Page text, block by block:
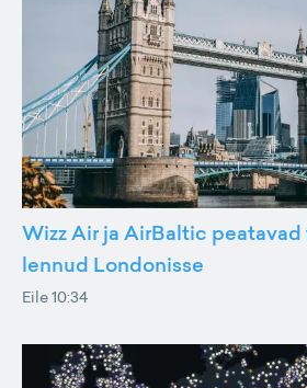
Wizz Air ja AirBaltic
lennud Londonisse
Eile 10:34